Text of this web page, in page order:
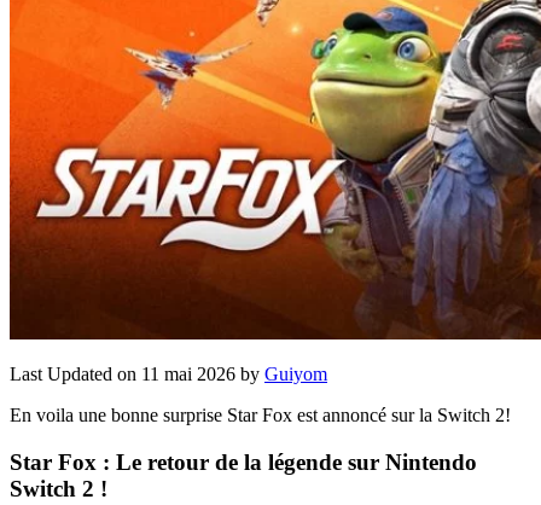
Last Updated on 11 mai 2026 by Guiyom
En voila une bonne surprise Star Fox est annoncé sur la Switch 2!
Star Fox : Le retour de la légende sur Nintendo
Switch 2 !